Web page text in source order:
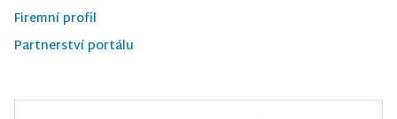
Firemní profil
Partnerství portálu